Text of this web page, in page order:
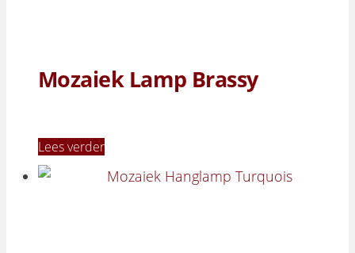
Mozaiek Lamp Brassy
Lees verder